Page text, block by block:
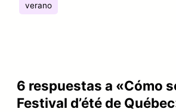
verano
6 respuestas a «Cómo
Festival d’été de